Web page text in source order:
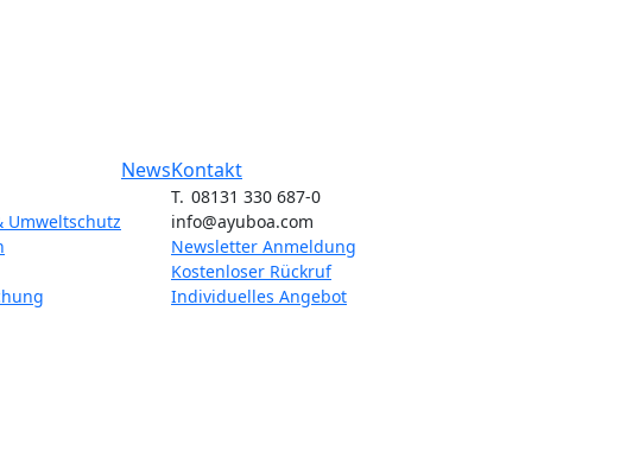
Umweltschutz
NewsKontakt
T. 08131 330 687-0
info@ayuboa.com
Newsletter Anmeldung
Kostenloser Rückruf
Individuelles Angebot